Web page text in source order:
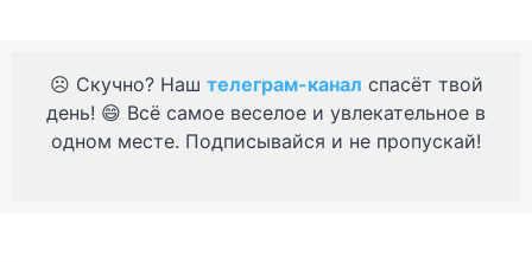
☹️ Скучно? Наш телеграм-канал спасёт твой
день! 😄 Всё самое веселое и увлекательное в
одном месте. Подписывайся и не пропускай!